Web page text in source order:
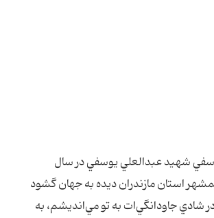
شهيد عبدالعلي يوسفي در سال
استان مازندران ديده به جهان گشود
جاودانگي‌ات به تو مي‌انديشم، به